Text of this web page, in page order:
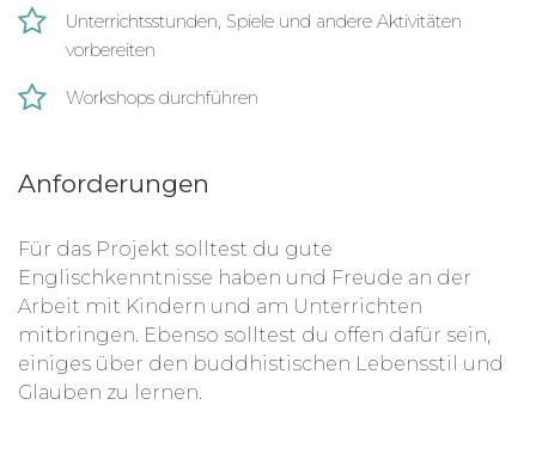
Unterrichtsstunden, Spiele und andere Aktivitäten
vorbereiten
Workshops durchführen
Anforderungen
Für das Projekt solltest du gute
Englischkenntnisse haben und Freude an der
Arbeit mit Kindern und am Unterrichten
mitbringen. Ebenso solltest du offen dafür sein,
einiges über den buddhistischen Lebensstil und
Glauben zu lernen.